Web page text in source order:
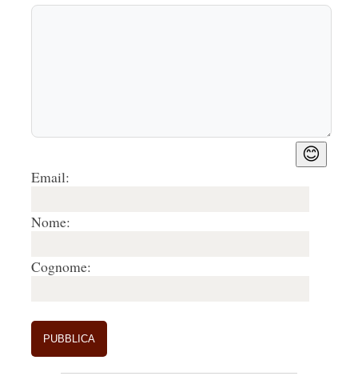
😊
Email:
Nome:
Cognome: